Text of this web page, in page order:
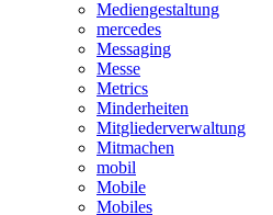
Mediengestaltung
mercedes
Messaging
Messe
Metrics
Minderheiten
Mitgliederverwaltung
Mitmachen
mobil
Mobile
Mobiles